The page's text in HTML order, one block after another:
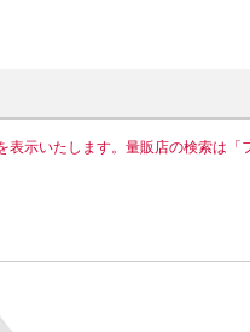
表示いたします。量販店の検索は「